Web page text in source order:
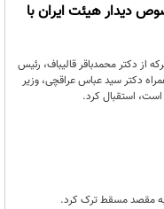
دیدار هیئت ایران با
از دکتر محمدباقر قالیباف، رئیس
دکتر سید عباس عراقچی، وزیر
استقبال کرد.
به مقصد مسقط ترک کرد.